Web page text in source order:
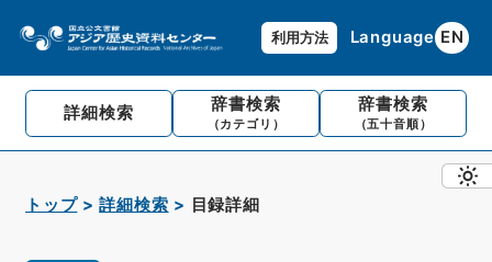
利用方法 Language EN
詳細検索 辞書検索
（カテゴリ）
辞書検索
（五十音順）
トップ 詳細検索 目録詳細